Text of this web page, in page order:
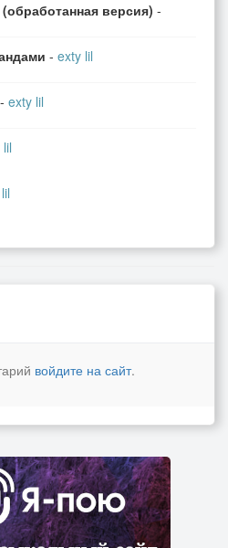
версия) -
- exty lil
- exty lil
войдите на сайт.